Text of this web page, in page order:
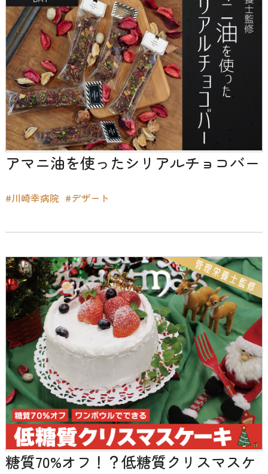
アマニ油を使ったシリアルチョコバー
#川崎幸病院 #デザート
糖質70%オフ！？低糖質クリスマスケ